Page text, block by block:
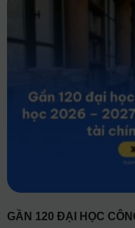
GẦN 120 ĐẠI HỌC